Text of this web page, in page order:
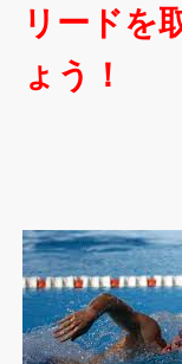
リードを
ょう！